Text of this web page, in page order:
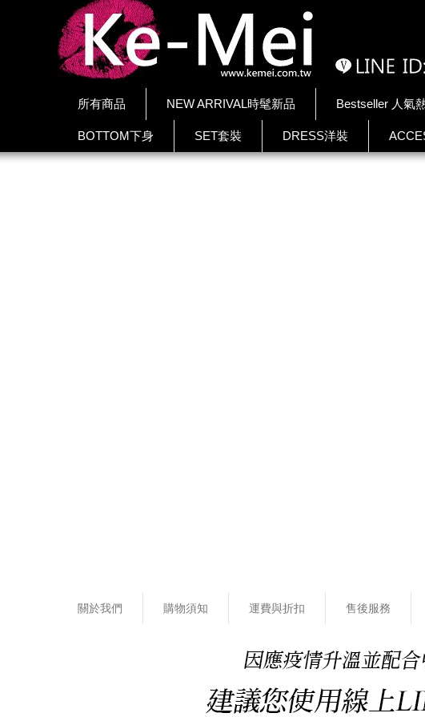
所有商品 NEW ARRIVAL時髦新品 Bestseller 人氣
BOTTOM下身 SET套裝 DRESS洋裝
關於我們 購物須知 運費與折扣 售後服務